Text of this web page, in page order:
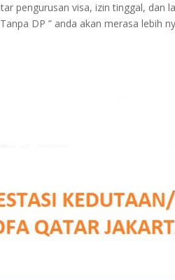
pengurusan visa, izin tinggal, dan
DP ” anda akan merasa lebih